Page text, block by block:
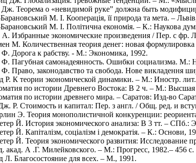
Теорема о «невидимой руке” должна быть
М. І. Кооперація, її природа та мета. –
М. І. Політична економія. – К.: Наукова
Избранные экономические произведения / Пер. с
М. Количественная теория денег: новая
Дорога к рабству. - М.: Экономика, 1992.
Пагубная самонадеянность. Ошибки социализма. М.:
Право, законодавство та свобода. Нове викладення
Р. К теории экономической динамики. – М.: Иностр.
по истории Древнего Востока: В 2 ч. – М.:
по истории древнего мира. – Саратов: Изд-во
Р. Стоимость и капитал: Пер. з англ. / Общ. ред. и
Э. Теория монополистичной конкуренции:
Й. История экономического анализа: В 3 тт. – СПб.:
Й. Капіталізм, соціалізм і демократія. – К.: Основи,
Й. Теория экономического развития: Исследование
акад. А .Г. Милейковского. – М.: Прогресс, 1982.– 456 с.
Л. Благосостояние для всех. – М., 1991.